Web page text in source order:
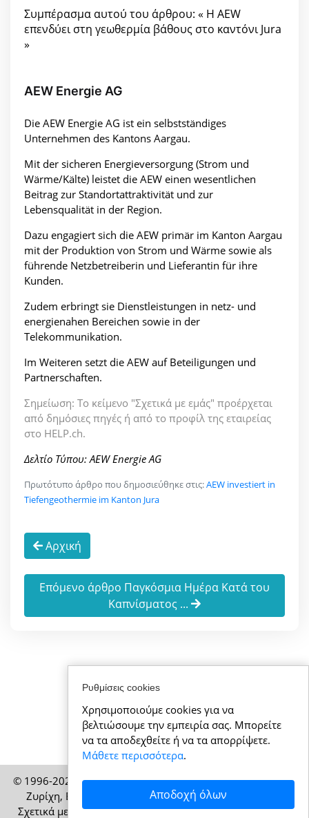
Συμπέρασμα αυτού του άρθρου: « Η AEW
επενδύει στη γεωθερμία βάθους στο καντόνι Jura
»
AEW Energie AG
Die AEW Energie AG ist ein selbstständiges
Unternehmen des Kantons Aargau.
Mit der sicheren Energieversorgung (Strom und
Wärme/Kälte) leistet die AEW einen wesentlichen
Beitrag zur Standortattraktivität und zur
Lebensqualität in der Region.
Dazu engagiert sich die AEW primär im Kanton Aargau
mit der Produktion von Strom und Wärme sowie als
führende Netzbetreiberin und Lieferantin für ihre
Kunden.
Zudem erbringt sie Dienstleistungen in netz- und
energienahen Bereichen sowie in der
Telekommunikation.
Im Weiteren setzt die AEW auf Beteiligungen und
Partnerschaften.
Σημείωση: Το κείμενο "Σχετικά με εμάς" προέρχεται
από δημόσιες πηγές ή από το προφίλ της εταιρείας
στο HELP.ch.
Δελτίο Τύπου: AEW Energie AG
Πρωτότυπο άρθρο που δημοσιεύθηκε στις:AEW investiert in
Tiefengeothermie im Kanton Jura
Αρχική
Επόμενο άρθρο Παγκόσμια Ημέρα Κατά του
Καπνίσματος ...
© 1996-2026 ElvetiaNews.gr – Έκδοση της HELP Media AG,
Ζυρίχη, Ελβετία – Με επιφύλαξη παντός δικαιώματος
Σχετικά με εμάς|Νομικές πληροφορίες|Όροι χρήσης|
Ρυθμίσεις cookies
Χρησιμοποιούμε cookies για να
βελτιώσουμε την εμπειρία σας. Μπορείτε
να τα αποδεχθείτε ή να τα απορρίψετε.
Μάθετε περισσότερα.
Αποδοχή όλων